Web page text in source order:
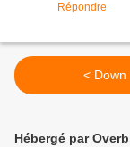
Répondre
< Down
Hébergé par